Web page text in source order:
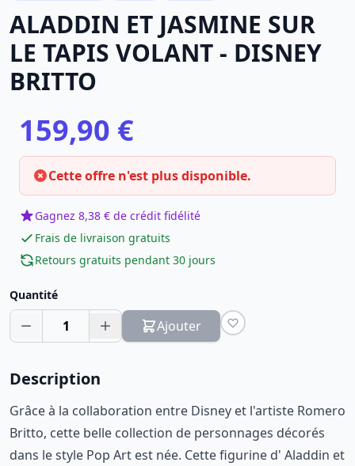
ALADDIN ET JASMINE SUR
LE TAPIS VOLANT - DISNEY
BRITTO
159,90 €
Cette offre n'est plus disponible.
Gagnez 8,38 € de crédit fidélité
Frais de livraison gratuits
Retours gratuits pendant 30 jours
Quantité
1 Ajouter
Description
Grâce à la collaboration entre Disney et l'artiste Romero
Britto, cette belle collection de personnages décorés
dans le style Pop Art est née. Cette figurine d' Aladdin et